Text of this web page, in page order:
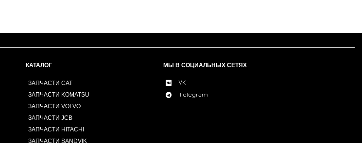
КАТАЛОГ
ЗАПЧАСТИ CAT
ЗАПЧАСТИ KOMATSU
ЗАПЧАСТИ VOLVO
ЗАПЧАСТИ JCB
ЗАПЧАСТИ HITACHI
ЗАПЧАСТИ SANDVIK
МЫ В СОЦИАЛЬНЫХ СЕТЯХ
VK
Telegram